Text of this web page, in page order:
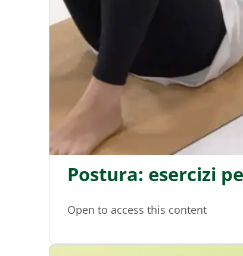
Postura: esercizi
Open to access this content